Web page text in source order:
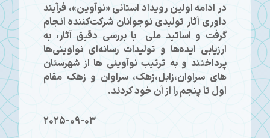
در ادامه اولین رویداد استانی «نوآوین»، فرآیند
داوری آثار تولیدی نوجوانان شرکت‌کننده انجام
گرفت و اساتید ملی با بررسی دقیق آثار، به
ارزیابی ایده‌ها و تولیدات رسانه‌ای نواوینی‌ها
پرداختند و به ترتیب نوآوینی ها از شهرستان
های سراوان،زابل،زهک، سراوان و زهک مقام
اول تا پنجم را از آن خود کردند.
2025-09-03